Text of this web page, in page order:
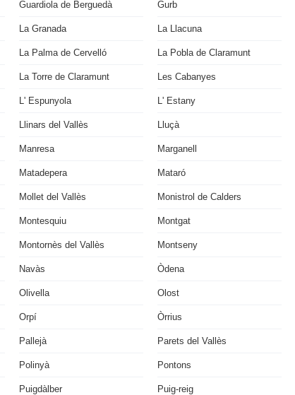
Guardiola de Berguedà Gurb
La Granada La Llacuna
La Palma de Cervelló La Pobla de Claramunt
La Torre de Claramunt Les Cabanyes
L' Espunyola L' Estany
Llinars del Vallès Lluçà
Manresa Marganell
Matadepera Mataró
Mollet del Vallès Monistrol de Calders
Montesquiu Montgat
Montornès del Vallès Montseny
Navàs Òdena
Olivella Olost
Orpí Òrrius
Pallejà Parets del Vallès
Polinyà Pontons
Puigdàlber Puig-reig